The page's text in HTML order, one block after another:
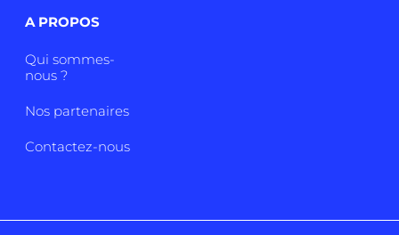
A PROPOS
Qui sommes-
nous ?
Nos partenaires
Contactez-nous